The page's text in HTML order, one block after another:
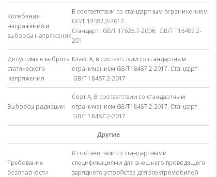
Колебания
напряжения и
выбросы напряжения
В соответствии со стандартным ограничением
GB/T 18487.2-2017.
Стандарт: GB/T 17625.7-2006; GB/T Т18487.2-
201
Допустимые выбросы
статического
напряжения
Класс A, в соответствии со стандартным
ограничением GB/T18487.2-2017. Стандарт:
GB/T 18487.2-2017
Выбросы радиации
Сорт А, В соответствии со стандартным
ограничением GB/T18487.2-2017. Стандарт:
GB/T 18487.2-2017
Другие
Требование
безопасности
В соответствии со стандартными
спецификациями для внешнего проводящего
зарядного устройства для электромобилей